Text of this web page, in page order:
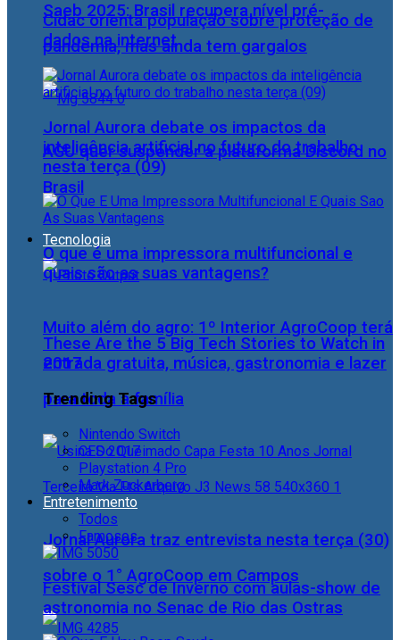
Saeb 2025: Brasil recupera nível pré-
pandemia, mas ainda tem gargalos
AGU quer suspender a plataforma Discord no
Brasil
Tecnologia
Muito além do agro: 1º Interior AgroCoop terá
entrada gratuita, música, gastronomia e lazer
para toda a família
Jornal Aurora traz entrevista nesta terça (30)
sobre o 1° AgroCoop em Campos
Cidac orienta população sobre proteção de
dados na internet
Jornal Aurora debate os impactos da
inteligência artificial no futuro do trabalho
nesta terça (09)
O que é uma impressora multifuncional e
quais são as suas vantagens?
These Are the 5 Big Tech Stories to Watch in
2017
Trending Tags
Nintendo Switch
CES 2017
Playstation 4 Pro
Mark Zuckerberg
Entretenimento
Todos
Famosos
Festival Sesc de Inverno com aulas-show de
astronomia no Senac de Rio das Ostras